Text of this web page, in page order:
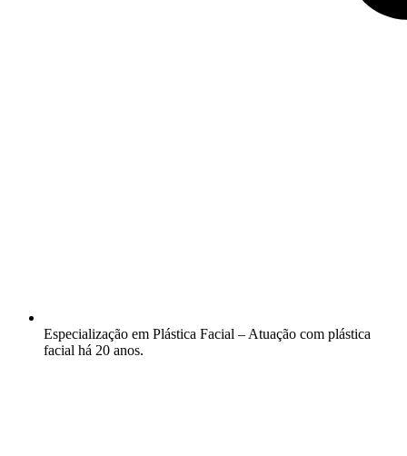
Especialização em Plástica Facial – Atuação com plástica
facial há 20 anos.